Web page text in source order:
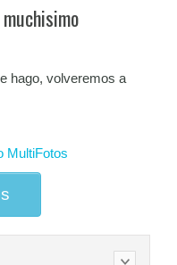
hago, volveremos a
MultiFotos